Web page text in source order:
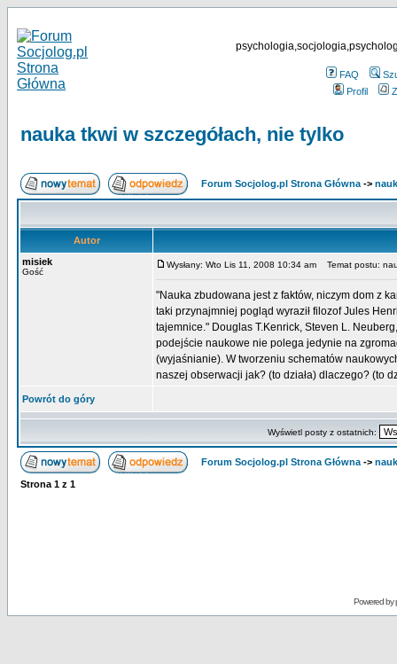
FAQ
Profil
nauka tkwi w szczegółach, nie tylko
Forum Socjolog.pl Strona Główna ->
Autor
misiek
Gość
Wysłany: Wto Lis 11, 2008 10:34 am Temat postu:
"Nauka zbudowana jest z faktów, niczym dom z
taki przynajmniej pogląd wyraził filozof Jules
tajemnice." Douglas T.Kenrick, Steven L.
podejście naukowe nie polega jedynie na
(wyjaśnianie). W tworzeniu schematów
naszej obserwacji jak? (to działa) dlaczego? (to
Powrót do góry
Wyświetl posty z ostatnich:
Forum Socjolog.pl Strona Główna ->
Strona 1 z 1
Powered by